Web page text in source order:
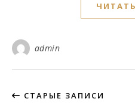
admin
СТАРЫЕ ЗАПИСИ